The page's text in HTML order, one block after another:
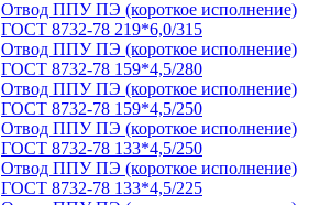
Отвод ППУ ПЭ (короткое исполнение)
ГОСТ 8732-78 219*6,0/315
Отвод ППУ ПЭ (короткое исполнение)
ГОСТ 8732-78 159*4,5/280
Отвод ППУ ПЭ (короткое исполнение)
ГОСТ 8732-78 159*4,5/250
Отвод ППУ ПЭ (короткое исполнение)
ГОСТ 8732-78 133*4,5/250
Отвод ППУ ПЭ (короткое исполнение)
ГОСТ 8732-78 133*4,5/225